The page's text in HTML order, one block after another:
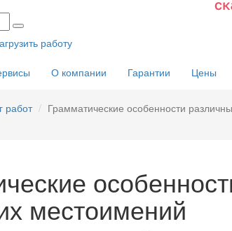
работу
О компании Гарантии Цены
работ Грамматические особенности
местоимений